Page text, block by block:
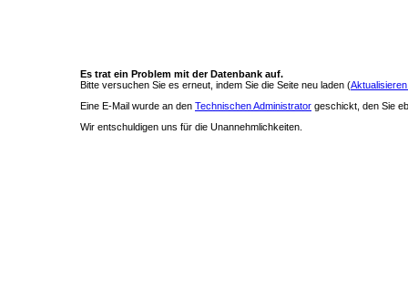
Es trat ein Problem mit der Datenbank auf.
Bitte versuchen Sie es erneut, indem Sie die Seite neu laden (
Eine E-Mail wurde an den Technischen Administrator geschickt, den Sie
Wir entschuldigen uns für die Unannehmlichkeiten.